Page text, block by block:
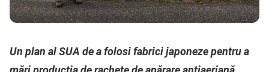
Un plan al SUA de a folosi fabrici japoneze pentru a